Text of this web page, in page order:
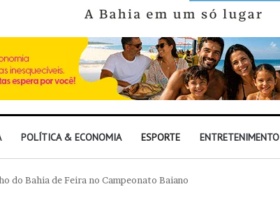
POLÍTICA & ECONOMIA ESPORTE ENTRETENIMENTO
do Bahia de Feira no Campeonato Baiano